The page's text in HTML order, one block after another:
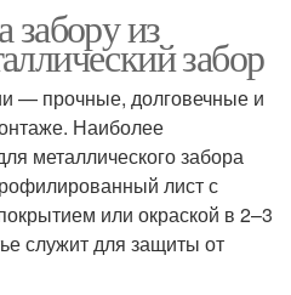
Дешевый забор
Креативный забор
забору из
забор
— прочные, долговечные и
Наиболее
металлического забора
лист с
или окраской в 2–3
служит для защиты от